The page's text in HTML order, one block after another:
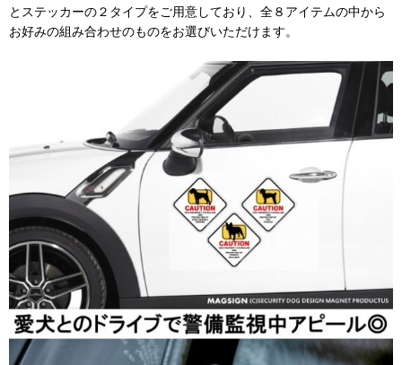
とステッカーの２タイプをご用意しており、全８アイテムの中から
お好みの組み合わせのものをお選びいただけます。